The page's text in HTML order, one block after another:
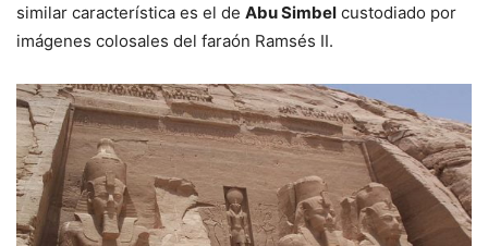
similar característica es el de Abu Simbel custodiado por
imágenes colosales del faraón Ramsés II.